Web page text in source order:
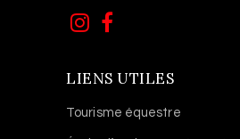
LIENS UTILES
Tourisme équestre